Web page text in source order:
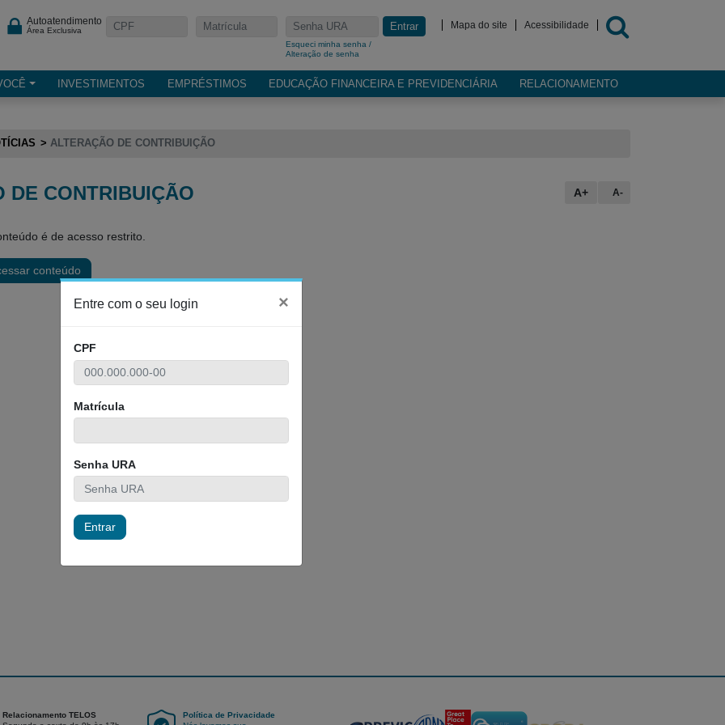
Autoatendimento
Área Exclusiva
Esqueci minha senha /
Alteração de senha
Entrar Mapa do site Acessibilidade
INVESTIMENTOS EMPRÉSTIMOS EDUCAÇÃO FINANCEIRA E PREVIDENCIÁRIA RELACIONAMENTO
ALTERAÇÃO DE CONTRIBUIÇÃO
DE CONTRIBUIÇÃO A+ A-
é de acesso restrito.
conteúdo
Relacionamento TELOS
Política de Privacidade
Entre com o seu login ×
CPF
Matrícula
Senha URA
Entrar